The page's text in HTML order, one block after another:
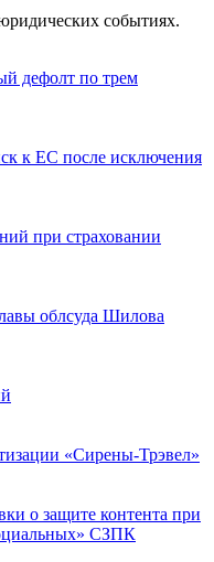
событиях.
дефолт по трем
к ЕС после исключения
при страховании
облсуда Шилова
«Сирены-Трэвел»
о защите контента при
СЗПК